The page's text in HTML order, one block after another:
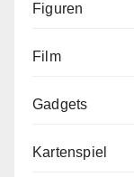
Figuren
Film
Gadgets
Kartenspiel